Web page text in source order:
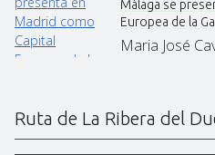
Málaga se
Europea de la
Maria José
Ruta de La Ribera del